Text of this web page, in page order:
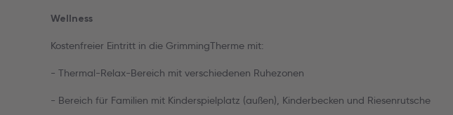
Wellness
Kostenfreier Eintritt in die GrimmingTherme mit:
- Thermal-Relax-Bereich mit verschiedenen Ruhezonen
- Bereich für Familien mit Kinderspielplatz (außen), Kinderbecken und Riesenrutsche